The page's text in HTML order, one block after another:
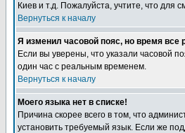
Киев и т.д. Пожалуйста, учтите, что для
Вернуться к началу
Я изменил часовой пояс, но время все
Если вы уверены, что указали часовой
один час с реальным временем.
Вернуться к началу
Моего языка нет в списке!
Причина скорее всего в том, что
установить требуемый язык. Если же